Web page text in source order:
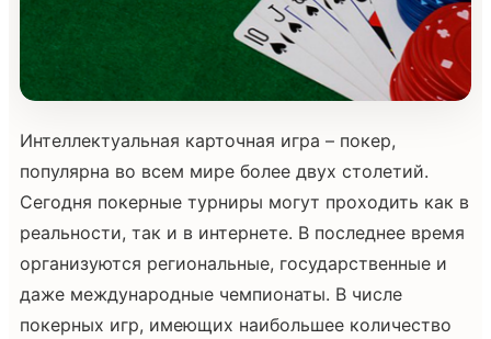
Интеллектуальная карточная игра – покер,
популярна во всем мире более двух столетий.
Сегодня покерные турниры могут проходить как в
реальности, так и в интернете. В последнее время
организуются региональные, государственные и
даже международные чемпионаты. В числе
покерных игр, имеющих наибольшее количество